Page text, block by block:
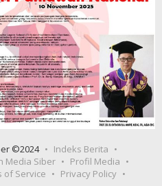
©2024
Indeks Berita
Media Siber
Profil Media
of Service
Privacy Policy